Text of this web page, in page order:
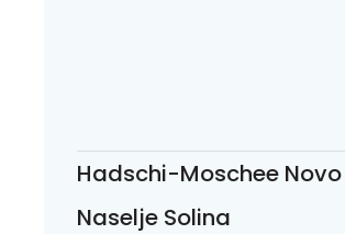
Hadschi-Moschee Novo
Naselje Solina